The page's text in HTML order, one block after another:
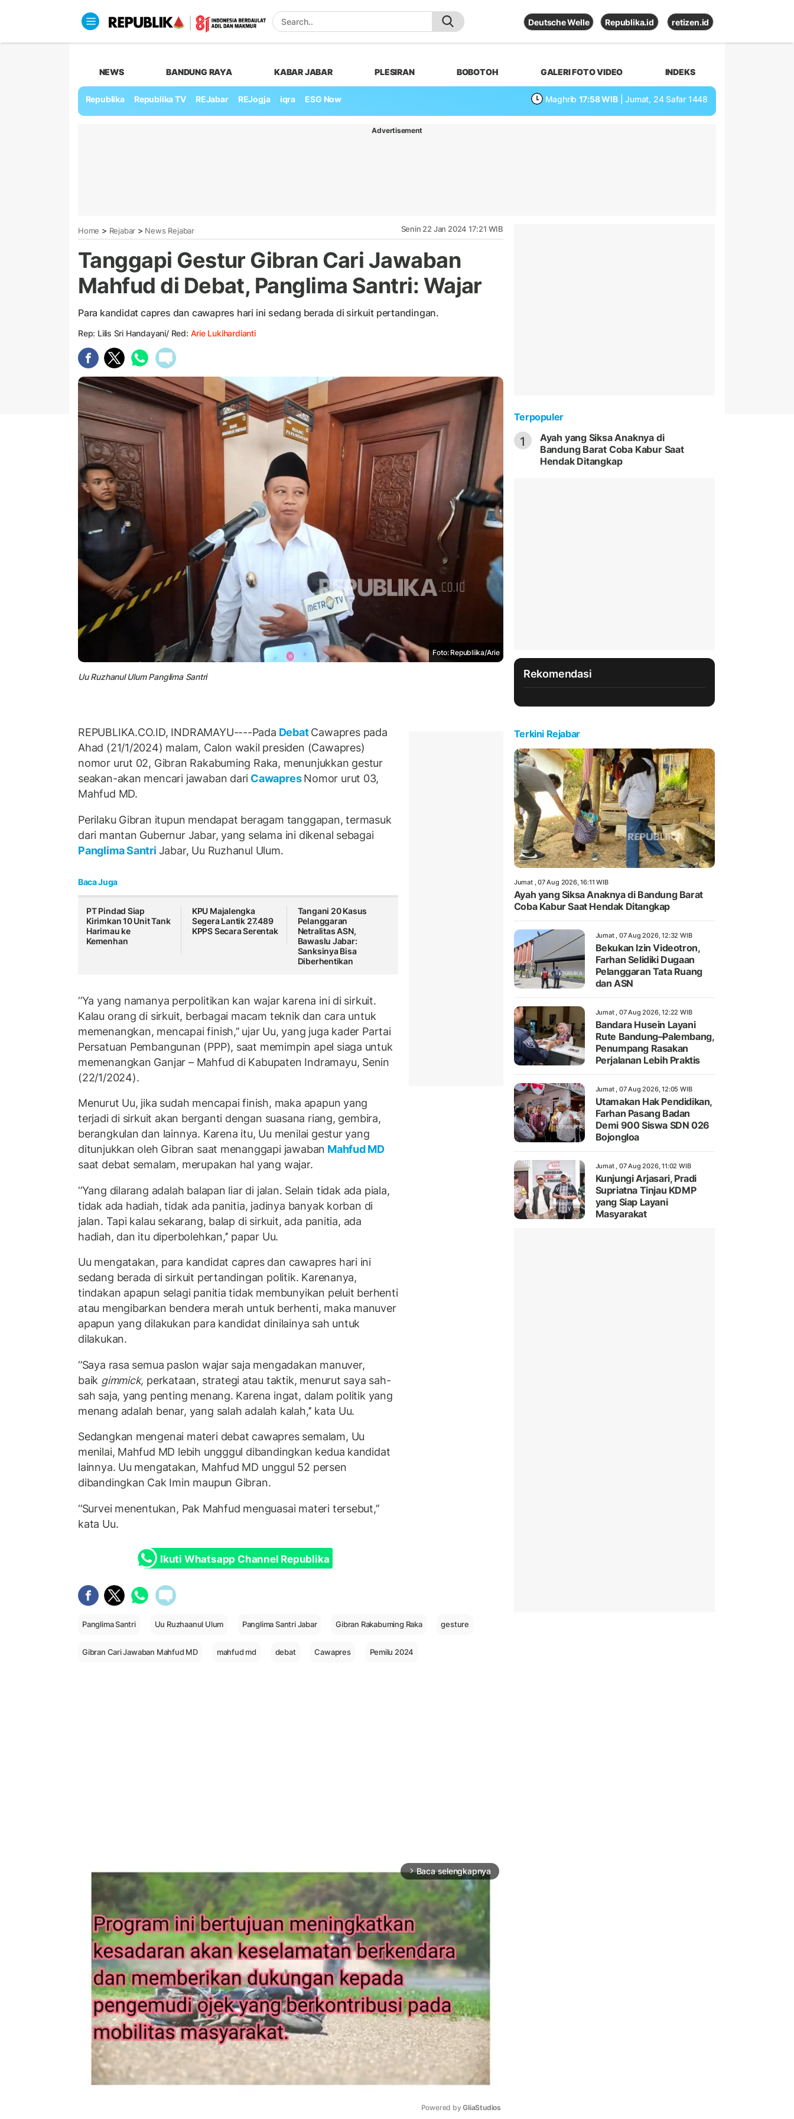
Deutsche Welle Republika.id retizen.id
NEWS BANDUNG RAYA KABAR JABAR PLESIRAN BOBOTOH GALERI FOTO VIDEO INDEKS
Republika Republika TV REJabar REJogja iqra ESG Now Maghrib 17:58 WIB | Jumat, 24 Safar 1448
Advertisement
Home > Rejabar > News Rejabar Senin 22 Jan 2024 17:21 WIB
Tanggapi Gestur Gibran Cari Jawaban
Mahfud di Debat, Panglima Santri: Wajar
Para kandidat capres dan cawapres hari ini sedang berada di sirkuit pertandingan.
Rep: Lilis Sri Handayani/ Red: Arie Lukihardianti
Foto: Republiika/Arie
Uu Ruzhanul Ulum Panglima Santri
REPUBLIKA.CO.ID, INDRAMAYU----Pada DebatCawapres pada
Ahad (21/1/2024) malam, Calon wakil presiden (Cawapres)
nomor urut 02, Gibran Rakabuming Raka, menunjukkan gestur
seakan-akan mencari jawaban dari CawapresNomor urut 03,
Mahfud MD.
Perilaku Gibran itupun mendapat beragam tanggapan, termasuk
dari mantan Gubernur Jabar, yang selama ini dikenal sebagai
Panglima Santri Jabar, Uu Ruzhanul Ulum.
Baca Juga
PT Pindad Siap
Kirimkan 10 Unit Tank
Harimau ke
Kemenhan
KPU Majalengka
Segera Lantik 27.489
KPPS Secara Serentak
Tangani 20 Kasus
Pelanggaran
Netralitas ASN,
Bawaslu Jabar:
Sanksinya Bisa
Diberhentikan
‘’Ya yang namanya perpolitikan kan wajar karena ini di sirkuit.
Kalau orang di sirkuit, berbagai macam teknik dan cara untuk
memenangkan, mencapai finish,’’ ujar Uu, yang juga kader Partai
Persatuan Pembangunan (PPP), saat memimpin apel siaga untuk
memenangkan Ganjar – Mahfud di Kabupaten Indramayu, Senin
(22/1/2024).
Menurut Uu, jika sudah mencapai finish, maka apapun yang
terjadi di sirkuit akan berganti dengan suasana riang, gembira,
berangkulan dan lainnya. Karena itu, Uu menilai gestur yang
ditunjukkan oleh Gibran saat menanggapi jawaban Mahfud MD
saat debat semalam, merupakan hal yang wajar.
‘’Yang dilarang adalah balapan liar di jalan. Selain tidak ada piala,
tidak ada hadiah, tidak ada panitia, jadinya banyak korban di
jalan. Tapi kalau sekarang, balap di sirkuit, ada panitia, ada
hadiah, dan itu diperbolehkan,’’ papar Uu.
Uu mengatakan, para kandidat capres dan cawapres hari ini
sedang berada di sirkuit pertandingan politik. Karenanya,
tindakan apapun selagi panitia tidak membunyikan peluit berhenti
atau mengibarkan bendera merah untuk berhenti, maka manuver
apapun yang dilakukan para kandidat dinilainya sah untuk
dilakukan.
‘’Saya rasa semua paslon wajar saja mengadakan manuver,
baik gimmick, perkataan, strategi atau taktik, menurut saya sah-
sah saja, yang penting menang. Karena ingat, dalam politik yang
menang adalah benar, yang salah adalah kalah,’’ kata Uu.
Sedangkan mengenai materi debat cawapres semalam, Uu
menilai, Mahfud MD lebih ungggul dibandingkan kedua kandidat
lainnya. Uu mengatakan, Mahfud MD unggul 52 persen
dibandingkan Cak Imin maupun Gibran.
‘’Survei menentukan, Pak Mahfud menguasai materi tersebut,’’
kata Uu.
Ikuti Whatsapp Channel Republika
Panglima Santri Uu Ruzhaanul Ulum Panglima Santri Jabar Gibran Rakabuming Raka gesture
Gibran Cari Jawaban Mahfud MD mahfud md debat Cawapres Pemilu 2024
arrow_forward_ios Baca selengkapnya
Powered by GliaStudios
Terpopuler
1
Ayah yang Siksa Anaknya di
Bandung Barat Coba Kabur Saat
Hendak Ditangkap
Rekomendasi
Terkini Rejabar
Jumat , 07 Aug 2026, 16:11 WIB
Ayah yang Siksa Anaknya di Bandung Barat
Coba Kabur Saat Hendak Ditangkap
Jumat , 07 Aug 2026, 12:32 WIB
Bekukan Izin Videotron,
Farhan Selidiki Dugaan
Pelanggaran Tata Ruang
dan ASN
Jumat , 07 Aug 2026, 12:22 WIB
Bandara Husein Layani
Rute Bandung–Palembang,
Penumpang Rasakan
Perjalanan Lebih Praktis
Jumat , 07 Aug 2026, 12:05 WIB
Utamakan Hak Pendidikan,
Farhan Pasang Badan
Demi 900 Siswa SDN 026
Bojongloa
Jumat , 07 Aug 2026, 11:02 WIB
Kunjungi Arjasari, Pradi
Supriatna Tinjau KDMP
yang Siap Layani
Masyarakat